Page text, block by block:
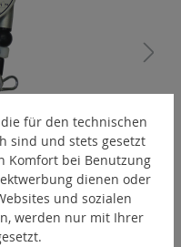
für den technischen
sind und stets gesetzt
Komfort bei Benutzung
dienen oder
und sozialen
werden nur mit Ihrer